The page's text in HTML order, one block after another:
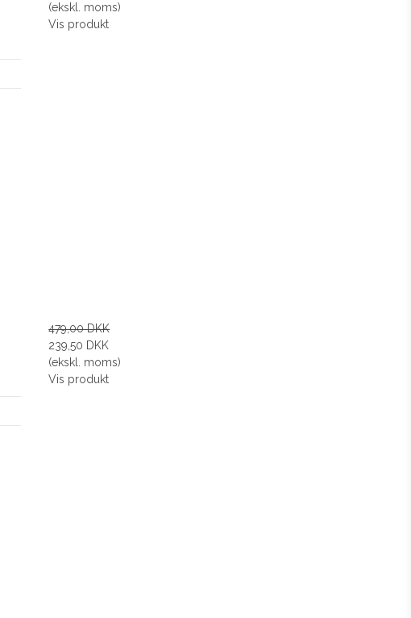
(ekskl. moms)
Vis produkt
479,00 DKK
239,50 DKK
(ekskl. moms)
Vis produkt